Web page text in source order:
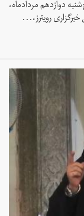
دوازدهم مردادماه،
رویترز،...